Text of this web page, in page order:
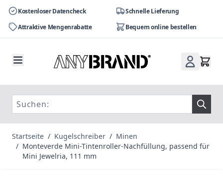
Kostenloser Datencheck
Schnelle Lieferung
Attraktive Mengenrabatte
Bequem online bestellen
Startseite / Kugelschreiber / Minen
/ Monteverde Mini-Tintenroller-Nachfüllung, passend für
Mini Jewelria, 111 mm